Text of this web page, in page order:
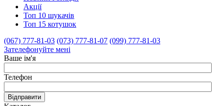
Акції
Топ 10 шукачів
Топ 15 котушок
(067) 777-81-03 (073) 777-81-07 (099) 777-81-03
Зателефонуйте мені
Ваше ім'я
Телефон
Відправити